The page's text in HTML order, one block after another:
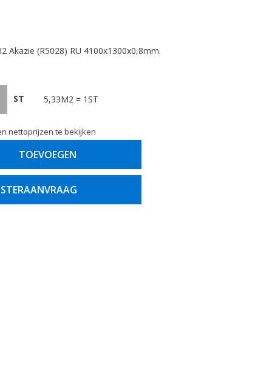
Akazie (R5028) RU 4100x1300x0,8mm.
ST 5,33M2 = 1ST
nettoprijzen te bekijken
TOEVOEGEN